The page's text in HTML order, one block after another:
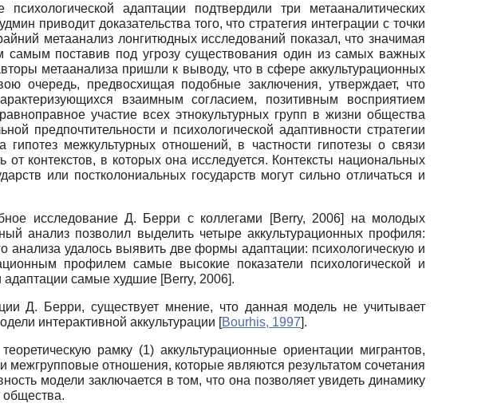
адаптации подтвердили три метааналитических
приводит доказательства того, что стратегия интеграции с точки
метаанализ лонгитюдных исследований показал, что значимая
самым поставив под угрозу существования один из самых важных
метаанализа пришли к выводу, что в сфере аккультурационных
очередь, предвосхищая подобные заключения, утверждает, что
взаимным согласием, позитивным восприятием
участие всех этнокультурных групп в жизни общества
предпочтительности и психологической адаптивности стратегии
межкультурных отношений, в частности гипотезы о связи
контекстов, в которых она исследуется. Контексты национальных
или постколониальных государств могут сильно отличаться и
исследование Д. Берри с коллегами [Berry, 2006]
на молодых
анализ позволил выделить четыре аккультурационных профиля:
удалось выявить две формы адаптации: психологическую и
профилем самые высокие показатели психологической и
адаптации самые худшие [Berry, 2006].
Д. Берри, существует мнение, что данная модель не учитывает
интерактивной аккультурации [Bourhis, 1997].
рамку (1) аккультурационные ориентации мигрантов,
отношения, которые являются результатом сочетания
модели заключается в том, что она позволяет увидеть динамику